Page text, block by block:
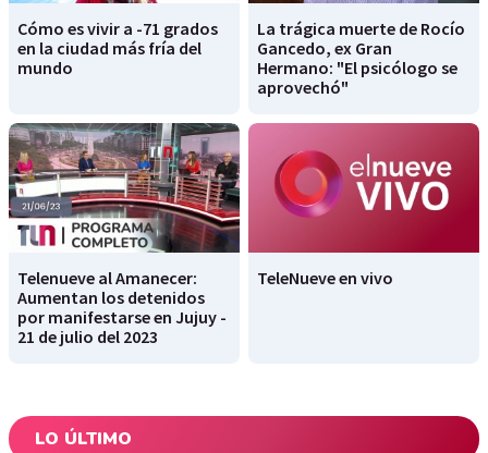
Cómo es vivir a -71 grados
en la ciudad más fría del
mundo
La trágica muerte de Rocío
Gancedo, ex Gran
Hermano: "El psicólogo se
aprovechó"
Telenueve al Amanecer:
Aumentan los detenidos
por manifestarse en Jujuy -
21 de julio del 2023
TeleNueve en vivo
LO ÚLTIMO